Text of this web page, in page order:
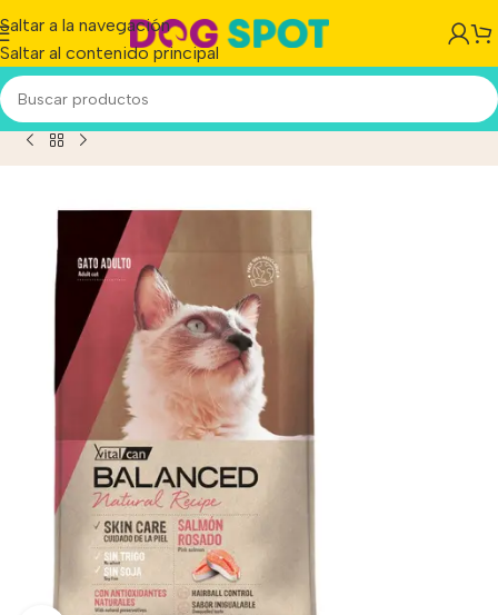
Saltar a la navegación
Saltar al contenido principal
Natural Recipe Gato Adulto Salmon Rosado X 15 Kg